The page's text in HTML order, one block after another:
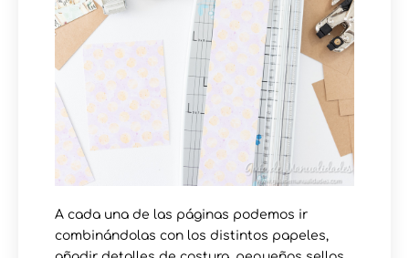
A cada una de las páginas podemos ir
combinándolas con los distintos papeles,